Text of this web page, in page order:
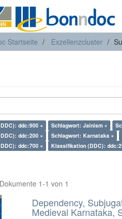
Startseite Exzellenzcluster
ddc:900 × Schlagwort: Jainism ×
ddc:200 ×
Schlagwort: Karnataka ×
ddc:700 ×
Klassifikation (DDC):
1-1 von 1
Dependency,
Medieval Karnataka,